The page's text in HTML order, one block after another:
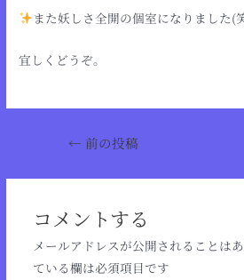
また妖しさ全開の個室になりました(
宜しくどうぞ。
← 前の投稿
コメントする
メールアドレスが公開されることはあ
ている欄は必須項目です